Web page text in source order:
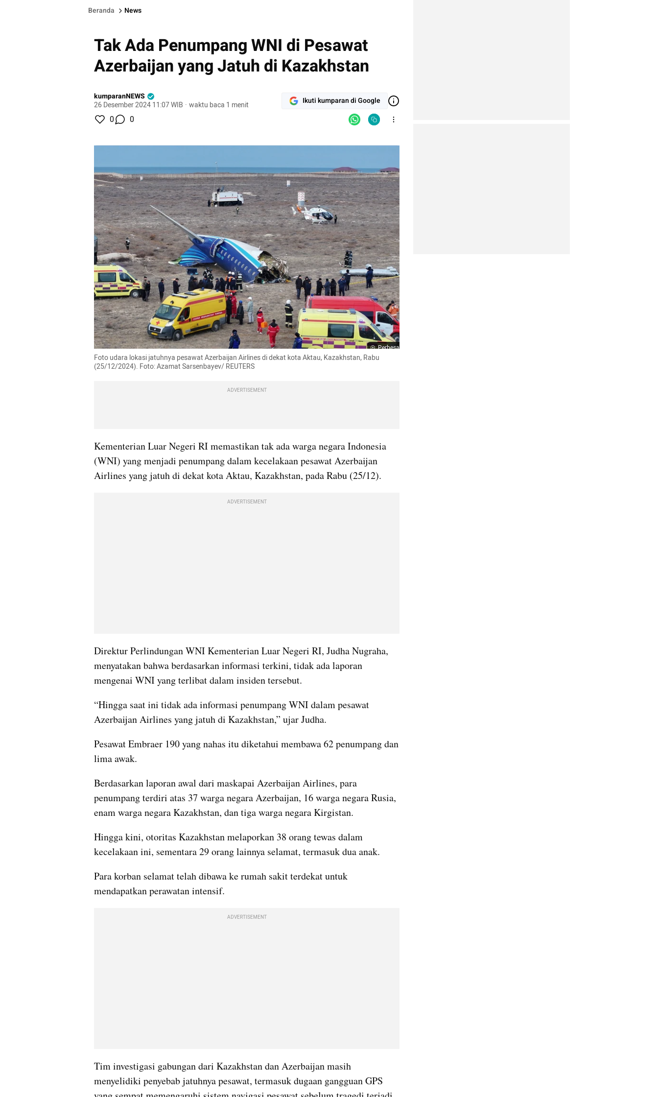
Beranda News
Tak Ada Penumpang WNI di Pesawat
Azerbaijan yang Jatuh di Kazakhstan
kumparanNEWS
26 Desember 2024 11:07 WIB · waktu baca 1 menit Ikuti kumparan di Google
0 0
Perbesar
Foto udara lokasi jatuhnya pesawat Azerbaijan Airlines di dekat kota Aktau, Kazakhstan, Rabu
(25/12/2024). Foto: Azamat Sarsenbayev/ REUTERS
ADVERTISEMENT
Kementerian Luar Negeri RI memastikan tak ada warga negara Indonesia
(WNI) yang menjadi penumpang dalam kecelakaan pesawat Azerbaijan
Airlines yang jatuh di dekat kota Aktau, Kazakhstan, pada Rabu (25/12).
ADVERTISEMENT
Direktur Perlindungan WNI Kementerian Luar Negeri RI, Judha Nugraha,
menyatakan bahwa berdasarkan informasi terkini, tidak ada laporan
mengenai WNI yang terlibat dalam insiden tersebut.
“Hingga saat ini tidak ada informasi penumpang WNI dalam pesawat
Azerbaijan Airlines yang jatuh di Kazakhstan,” ujar Judha.
Pesawat Embraer 190 yang nahas itu diketahui membawa 62 penumpang dan
lima awak.
Berdasarkan laporan awal dari maskapai Azerbaijan Airlines, para
penumpang terdiri atas 37 warga negara Azerbaijan, 16 warga negara Rusia,
enam warga negara Kazakhstan, dan tiga warga negara Kirgistan.
Hingga kini, otoritas Kazakhstan melaporkan 38 orang tewas dalam
kecelakaan ini, sementara 29 orang lainnya selamat, termasuk dua anak.
Para korban selamat telah dibawa ke rumah sakit terdekat untuk
mendapatkan perawatan intensif.
ADVERTISEMENT
Tim investigasi gabungan dari Kazakhstan dan Azerbaijan masih
menyelidiki penyebab jatuhnya pesawat, termasuk dugaan gangguan GPS